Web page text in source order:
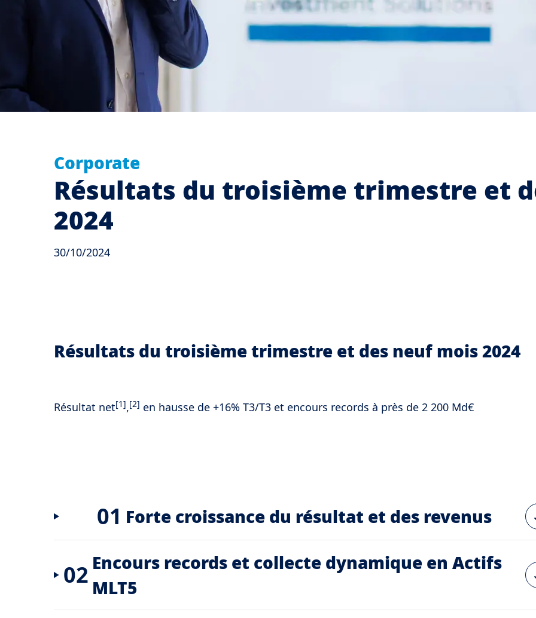
Corporate
Résultats du troisième trimestre et
2024
30/10/2024
Résultats du troisième trimestre et des neuf mois 2024
Résultat net[1],[2] en hausse de +16% T3/T3 et encours records à près de 2 200 Md€
01 Forte croissance du résultat et des revenus
02 Encours records et collecte dynamique en Actifs
MLT5